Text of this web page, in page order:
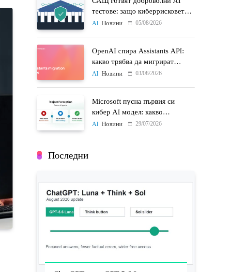
тестове: защо киберрисковете
на моделите стават
AI Новини 05/08/2026
OpenAI спира Assistants API:
какво трябва да мигрират
разработчиците до 26 август
AI Новини 03/08/2026
Microsoft пусна първия си
кибер AI модел: какво
променят MAI-Cyber-1-Flash и
AI Новини 29/07/2026
Последни